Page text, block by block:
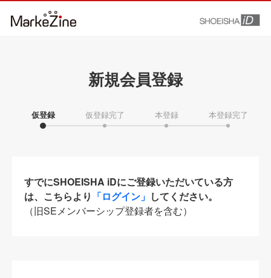
新規会員登録
仮登録 仮登録完了 本登録 本登録完了
すでにSHOEISHA iDにご登録いただいている方
は、こちらより 「ログイン」 してください。
（旧SEメンバーシップ登録者を含む）